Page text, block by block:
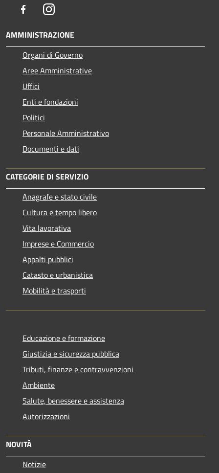
FacebookInstagram
AMMINISTRAZIONE
Organi di Governo
Aree Amministrative
Uffici
Enti e fondazioni
Politici
Personale Amministrativo
Documenti e dati
CATEGORIE DI SERVIZIO
Anagrafe e stato civile
Cultura e tempo libero
Vita lavorativa
Imprese e Commercio
Appalti pubblici
Catasto e urbanistica
Mobilità e trasporti
Educazione e formazione
Giustizia e sicurezza pubblica
Tributi, finanze e contravvenzioni
Ambiente
Salute, benessere e assistenza
Autorizzazioni
NOVITÀ
Notizie